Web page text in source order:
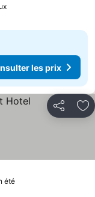
les prix
Partager
été